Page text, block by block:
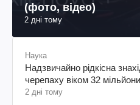
(фото, відео)
2 дні тому
Наука
Надзвичайно рідкісна
черепаху віком 32
2 дні тому